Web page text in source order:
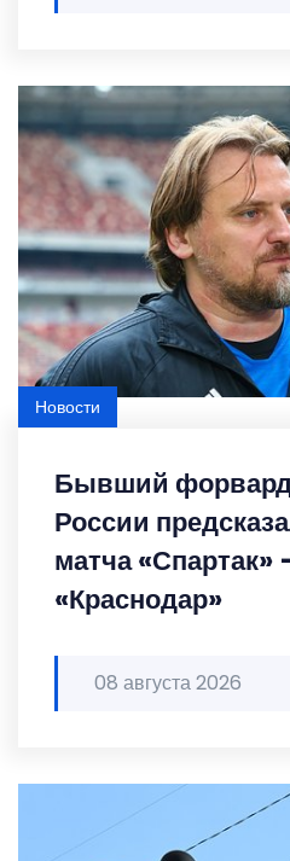
Featured
Бывший
России
матча «Спартак»
«Краснодар»
08 августа 2026
Новости